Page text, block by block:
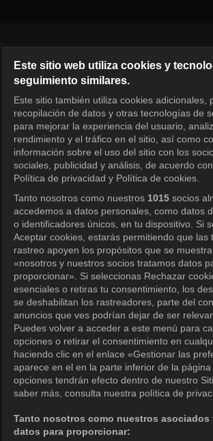
Español
KOCOWA+ Redes sociales
KOCOWA+
Centro de ayuda
Términos de uso
Política de privacidad
Política de privacidad (Europa)
Política de privacidad (Oceanía)
Política de privacidad (Brasil)
Derechos de privacidad de California
Política de cookies (Administrar tus
No venda mi información personal
Este sitio web utiliza cookies y
seguimiento similares.
Este sitio también utiliza cookies adicionales,
recopilación de datos y otras tecnologías de
para mejorar la experiencia del usuario,
rendimiento y el tráfico en el sitio, así como
información sobre el uso del sitio con los
sociales, publicidad y análisis, de acuerdo
Política de privacidad y Política de cookies.
Tanto nosotros como nuestros 1015 socios
accedemos a datos personales, como datos
o identificadores únicos, en tu dispositivo. Si
Aceptar cookies, estarás permitiendo que las
rastreo apoyen los propósitos que se
«nosotros y nuestros socios tratamos datos
proporcionar». Si seleccionas Rechazar
esenciales o retiras tu consentimiento, los
se deshabilitan los rastreadores, parte del
anuncios que ves podrían dejar de ser
Puedes volver a acceder a este menú para
opciones o retirar el consentimiento en
haciendo clic en el enlace «Gestionar las
aparece en el en la parte inferior de la página
opciones tendrán efecto dentro de nuestro
saber más, consulta nuestra política de
Tanto nosotros como nuestros asociados
datos para proporcionar: